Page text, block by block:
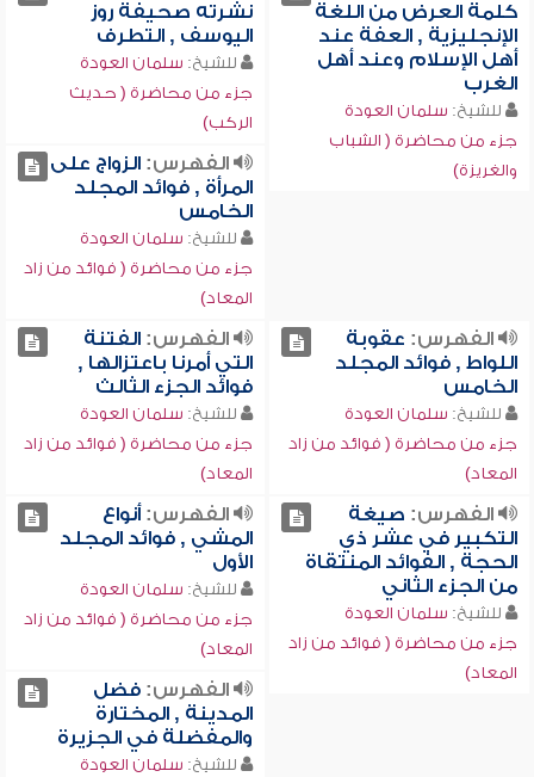
كلمة العرض من اللغة
الإنجليزية , العفة عند
أهل الإسلام وعند أهل
الغرب
للشيخ: سلمان العودة
جزء من محاضرة ( الشباب
والغريزة)
نشرته صحيفة روز
اليوسف , التطرف
للشيخ: سلمان العودة
جزء من محاضرة ( حديث
الركب)
الفهرس:الزواج على
المرأة , فوائد المجلد
الخامس
للشيخ: سلمان العودة
جزء من محاضرة ( فوائد من زاد
المعاد)
الفهرس: عقوبة
اللواط , فوائد المجلد
الخامس
للشيخ: سلمان العودة
جزء من محاضرة ( فوائد من زاد
المعاد)
الفهرس:الفتنة
التي أمرنا باعتزالها ,
فوائد الجزء الثالث
للشيخ: سلمان العودة
جزء من محاضرة ( فوائد من زاد
المعاد)
الفهرس: صيغة
التكبير في عشر ذي
الحجة , الفوائد المنتقاة
من الجزء الثاني
للشيخ: سلمان العودة
جزء من محاضرة ( فوائد من زاد
المعاد)
الفهرس:أنواع
المشي , فوائد المجلد
الأول
للشيخ: سلمان العودة
جزء من محاضرة ( فوائد من زاد
المعاد)
الفهرس:فضل
المدينة , المختارة
والمفضلة في الجزيرة
للشيخ: سلمان العودة